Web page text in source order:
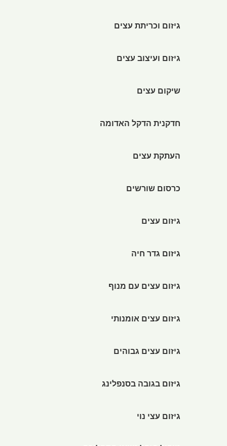
גיזום וכריתת עצים
גיזום ועיצוב עצים
שיקום עצים
חדקנית הדקל האדומה
העתקת עצים
כרסום שורשים
גיזום עצים
גיזום גדר חיה
גיזום עצים עם מנוף
גיזום עצים אומנותי
גיזום עצים גבוהים
גיזום בגובה בסנפלינג
גיזום עצי נוי